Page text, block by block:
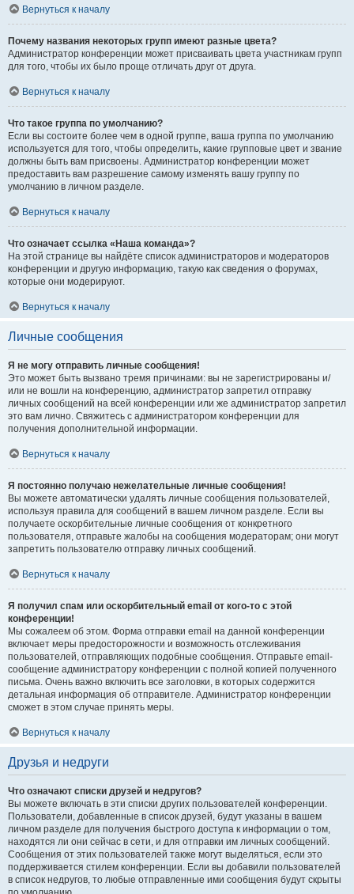
Вернуться к началу
Почему названия некоторых групп имеют разные цвета?
Администратор конференции может присваивать цвета участникам групп
для того, чтобы их было проще отличать друг от друга.
Вернуться к началу
Что такое группа по умолчанию?
Если вы состоите более чем в одной группе, ваша группа по умолчанию
используется для того, чтобы определить, какие групповые цвет и звание
должны быть вам присвоены. Администратор конференции может
предоставить вам разрешение самому изменять вашу группу по
умолчанию в личном разделе.
Вернуться к началу
Что означает ссылка «Наша команда»?
На этой странице вы найдёте список администраторов и модераторов
конференции и другую информацию, такую как сведения о форумах,
которые они модерируют.
Вернуться к началу
Личные сообщения
Я не могу отправить личные сообщения!
Это может быть вызвано тремя причинами: вы не зарегистрированы и/
или не вошли на конференцию, администратор запретил отправку
личных сообщений на всей конференции или же администратор запретил
это вам лично. Свяжитесь с администратором конференции для
получения дополнительной информации.
Вернуться к началу
Я постоянно получаю нежелательные личные сообщения!
Вы можете автоматически удалять личные сообщения пользователей,
используя правила для сообщений в вашем личном разделе. Если вы
получаете оскорбительные личные сообщения от конкретного
пользователя, отправьте жалобы на сообщения модераторам; они могут
запретить пользователю отправку личных сообщений.
Вернуться к началу
Я получил спам или оскорбительный email от кого-то с этой
конференции!
Мы сожалеем об этом. Форма отправки email на данной конференции
включает меры предосторожности и возможность отслеживания
пользователей, отправляющих подобные сообщения. Отправьте email-
сообщение администратору конференции с полной копией полученного
письма. Очень важно включить все заголовки, в которых содержится
детальная информация об отправителе. Администратор конференции
сможет в этом случае принять меры.
Вернуться к началу
Друзья и недруги
Что означают списки друзей и недругов?
Вы можете включать в эти списки других пользователей конференции.
Пользователи, добавленные в список друзей, будут указаны в вашем
личном разделе для получения быстрого доступа к информации о том,
находятся ли они сейчас в сети, и для отправки им личных сообщений.
Сообщения от этих пользователей также могут выделяться, если это
поддерживается стилем конференции. Если вы добавили пользователей
в список недругов, то любые отправленные ими сообщения будут скрыты